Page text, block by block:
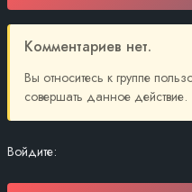
Комментариев нет.
Вы относитесь к группе
совершать данное действие.
Войдите: